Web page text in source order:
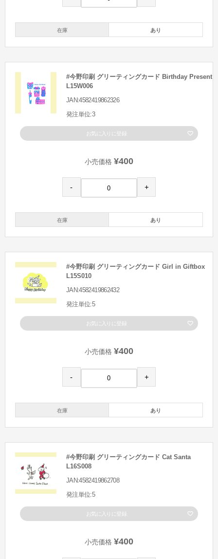
在庫 あり
#今野印刷 グリーティングカード Birthday Present
L15W006
JAN:4582419862326
発注単位:3
お気に入りに登録
小売価格 ¥400
- +
在庫 あり
#今野印刷 グリーティングカード Girl in Giftbox
L15S010
JAN:4582419862432
発注単位:5
お気に入りに登録
小売価格 ¥400
- +
在庫 あり
#今野印刷 グリーティングカード Cat Santa
L16S008
JAN:4582419862708
発注単位:5
お気に入りに登録
小売価格 ¥400